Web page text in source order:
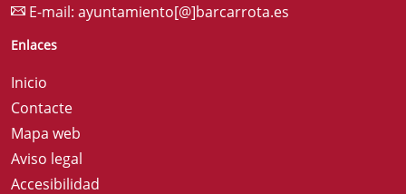
E-mail: ayuntamiento[@]barcarrota.es
Enlaces
Inicio
Contacte
Mapa web
Aviso legal
Accesibilidad